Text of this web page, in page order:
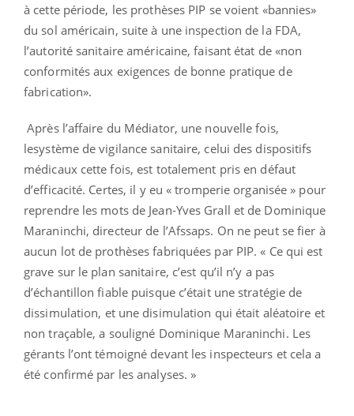
à cette période, les prothèses PIP se voient «bannies»
du sol américain, suite à une inspection de la FDA,
l’autorité sanitaire américaine, faisant état de «non
conformités aux exigences de bonne pratique de
fabrication».
Après l’affaire du Médiator, une nouvelle fois,
lesystème de vigilance sanitaire, celui des dispositifs
médicaux cette fois, est totalement pris en défaut
d’efficacité. Certes, il y eu « tromperie organisée » pour
reprendre les mots de Jean-Yves Grall et de Dominique
Maraninchi, directeur de l’Afssaps. On ne peut se fier à
aucun lot de prothèses fabriquées par PIP. « Ce qui est
grave sur le plan sanitaire, c’est qu’il n’y a pas
d’échantillon fiable puisque c’était une stratégie de
dissimulation, et une disimulation qui était aléatoire et
non traçable, a souligné Dominique Maraninchi. Les
gérants l’ont témoigné devant les inspecteurs et cela a
été confirmé par les analyses. »